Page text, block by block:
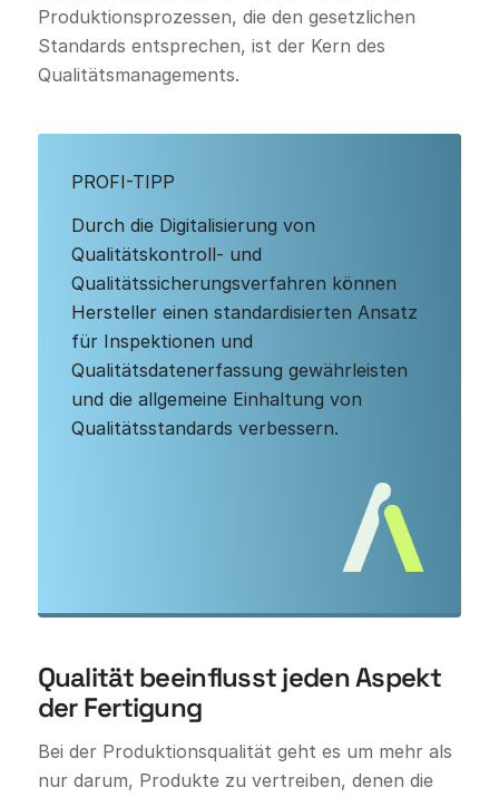
Produktionsprozessen, die den gesetzlichen
Standards entsprechen, ist der Kern des
Qualitätsmanagements.
PROFI-TIPP
Durch die Digitalisierung von
Qualitätskontroll- und
Qualitätssicherungsverfahren können
Hersteller einen standardisierten Ansatz
für Inspektionen und
Qualitätsdatenerfassung gewährleisten
und die allgemeine Einhaltung von
Qualitätsstandards verbessern.
Qualität beeinflusst jeden Aspekt
der Fertigung
Bei der Produktionsqualität geht es um mehr als
nur darum, Produkte zu vertreiben, denen die